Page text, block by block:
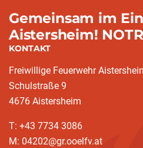
Gemeinsam im
Aistersheim!
KONTAKT
Freiwillige Feuerwehr
Schulstraße 9
4676 Aistersheim
T: +43 7734 3086
M: 04202@gr.ooelfv.at